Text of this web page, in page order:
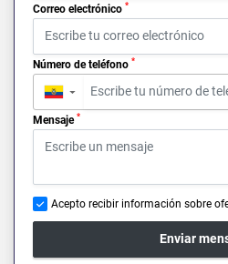
Correo electrónico *
Número de teléfono *
▼
Mensaje *
Acepto recibir información sobre
Enviar